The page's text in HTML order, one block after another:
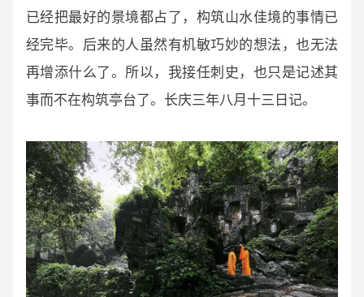
已经把最好的景境都占了，构筑山水佳境的事情已
经完毕。后来的人虽然有机敏巧妙的想法，也无法
再增添什么了。所以，我接任刺史，也只是记述其
事而不在构筑亭台了。长庆三年八月十三日记。